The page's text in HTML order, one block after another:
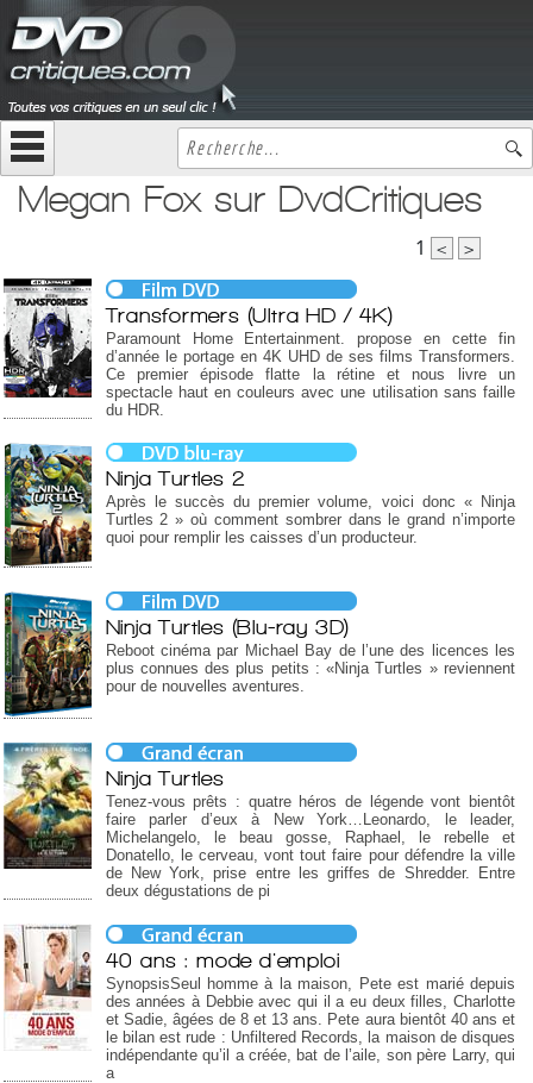
Megan Fox sur DvdCritiques
1 < >
Transformers (Ultra HD / 4K)
Paramount Home Entertainment. propose en cette fin
d’année le portage en 4K UHD de ses films Transformers.
Ce premier épisode flatte la rétine et nous livre un
spectacle haut en couleurs avec une utilisation sans faille
du HDR.
Ninja Turtles 2
Après le succès du premier volume, voici donc « Ninja
Turtles 2 » où comment sombrer dans le grand n’importe
quoi pour remplir les caisses d’un producteur.
Ninja Turtles (Blu-ray 3D)
Reboot cinéma par Michael Bay de l’une des licences les
plus connues des plus petits : «Ninja Turtles » reviennent
pour de nouvelles aventures.
Ninja Turtles
Tenez-vous prêts : quatre héros de légende vont bientôt
faire parler d’eux à New York…Leonardo, le leader,
Michelangelo, le beau gosse, Raphael, le rebelle et
Donatello, le cerveau, vont tout faire pour défendre la ville
de New York, prise entre les griffes de Shredder. Entre
deux dégustations de pi
40 ans : mode d'emploi
SynopsisSeul homme à la maison, Pete est marié depuis
des années à Debbie avec qui il a eu deux filles, Charlotte
et Sadie, âgées de 8 et 13 ans. Pete aura bientôt 40 ans et
le bilan est rude : Unfiltered Records, la maison de disques
indépendante qu’il a créée, bat de l’aile, son père Larry, qui
a